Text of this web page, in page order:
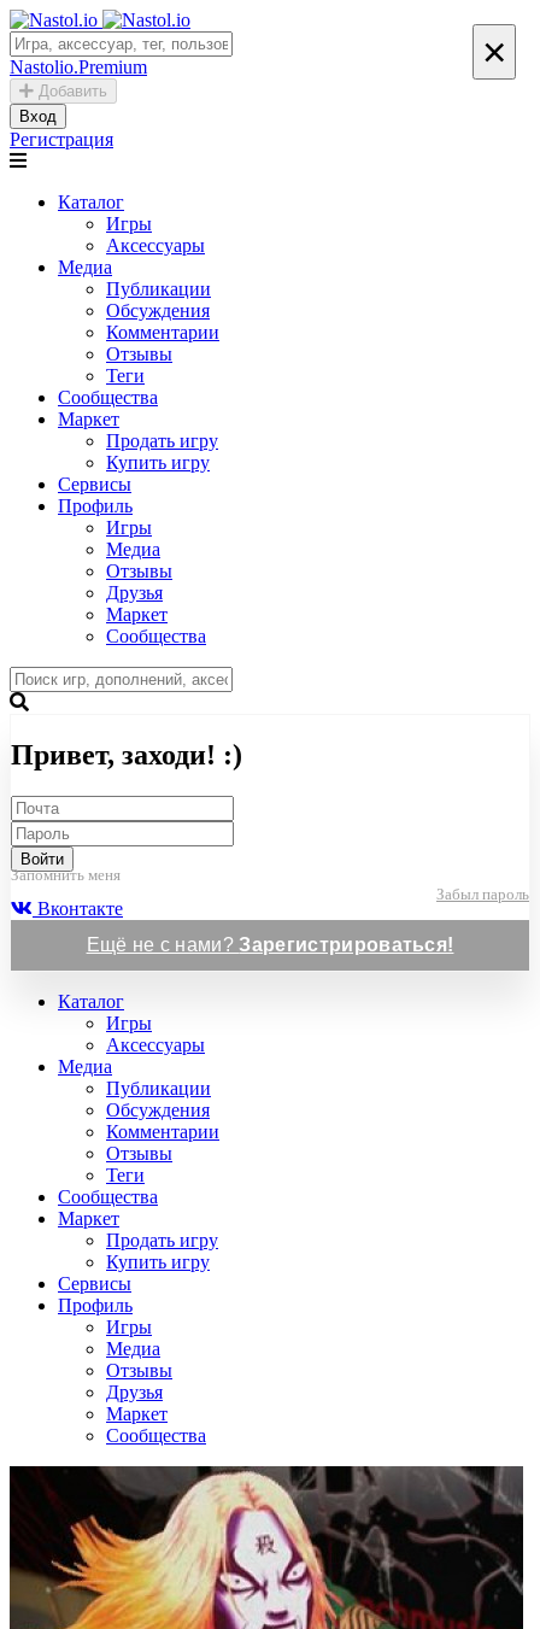
Nastolio.Premium
Добавить
Вход
Регистрация
Каталог
Игры
Аксессуары
Медиа
Публикации
Обсуждения
Комментарии
Отзывы
Теги
Сообщества
Маркет
Продать игру
Купить игру
Сервисы
Профиль
Игры
Медиа
Отзывы
Друзья
Маркет
Сообщества
×
Привет, заходи! :)
Войти
Запомнить меня
Забыл пароль
Вконтакте
Ещё не с нами?Зарегистрироваться!
Каталог
Игры
Аксессуары
Медиа
Публикации
Обсуждения
Комментарии
Отзывы
Теги
Сообщества
Маркет
Продать игру
Купить игру
Сервисы
Профиль
Игры
Медиа
Отзывы
Друзья
Маркет
Сообщества